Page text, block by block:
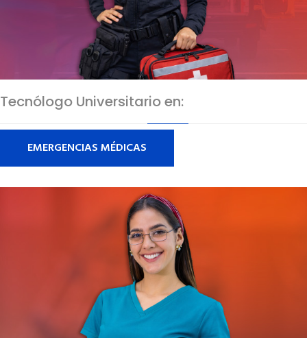
Tecnólogo Universitario en:
EMERGENCIAS MÉDICAS